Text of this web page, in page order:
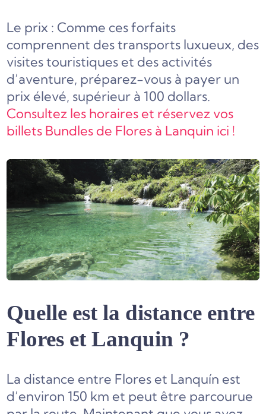
Le prix : Comme ces forfaits
comprennent des transports luxueux, des
visites touristiques et des activités
d’aventure, préparez-vous à payer un
prix élevé, supérieur à 100 dollars.
Consultez les horaires et réservez vos
billets Bundles de Flores à Lanquin ici !
Quelle est la distance entre
Flores et Lanquin ?
La distance entre Flores et Lanquín est
d’environ 150 km et peut être parcourue